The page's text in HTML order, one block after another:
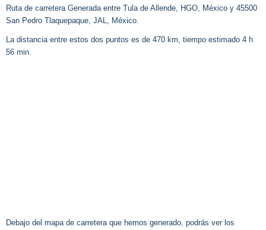
Ruta de carretera Generada entre Tula de Allende, HGO, México y 45500
San Pedro Tlaquepaque, JAL, México.
La distancia entre estos dos puntos es de 470 km, tiempo estimado 4 h
56 min.
Debajo del mapa de carretera que hemos generado, podrás ver los